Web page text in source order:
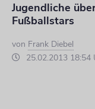
Jugendliche
Fußballstars
von Frank Diebel
25.02.2013 18:54